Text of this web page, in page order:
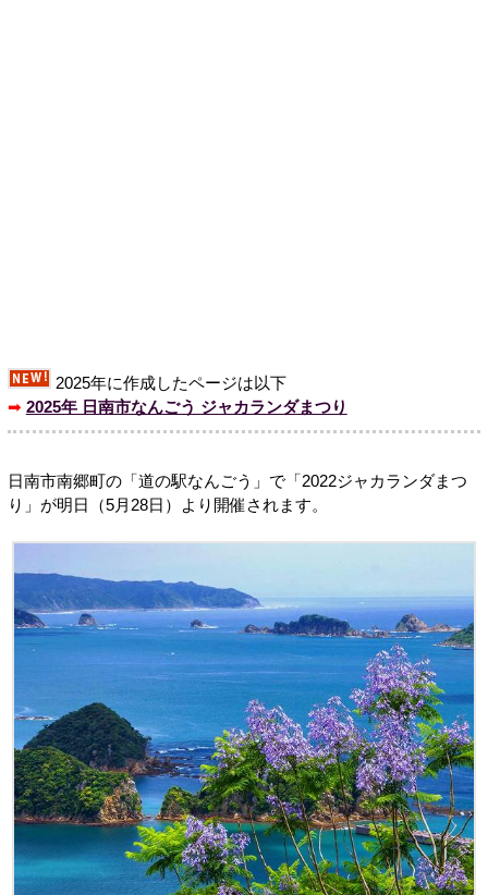
2025年に作成したページは以下
➡ 2025年 日南市なんごう ジャカランダまつり
日南市南郷町の「道の駅なんごう」で「2022ジャカランダまつ
り」が明日（5月28日）より開催されます。